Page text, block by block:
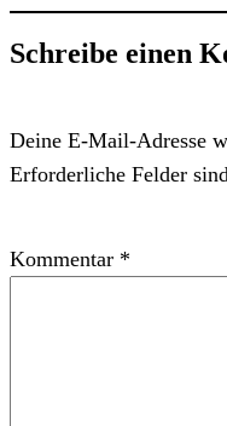
Schreibe einen
Deine E-Mail-Adresse
Erforderliche Felder
Kommentar *